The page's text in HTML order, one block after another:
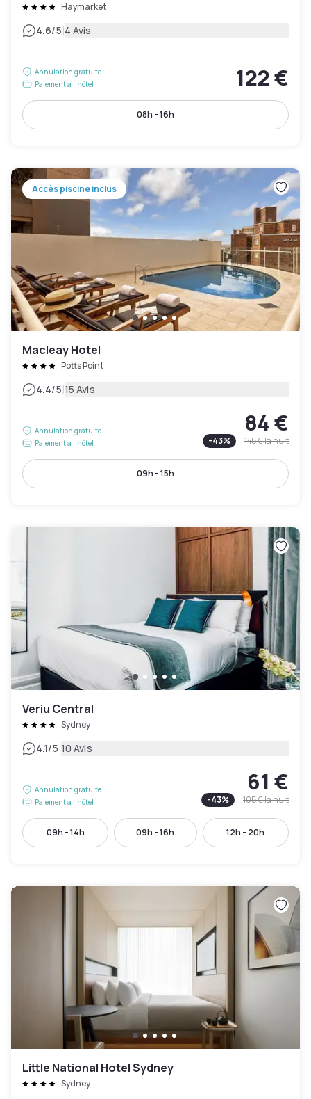
Haymarket
4.6/5|4 Avis
Annulation gratuite
Paiement à l'hôtel
122 €
08h - 16h
Accès piscine inclus
Macleay Hotel
Potts Point
4.4/5|15 Avis
Annulation gratuite
Paiement à l'hôtel
84 €
-43% 145 €la nuit
09h - 15h
Veriu Central
Sydney
4.1/5|10 Avis
Annulation gratuite
Paiement à l'hôtel
61 €
-43% 105 €la nuit
09h - 14h 09h - 16h 12h - 20h
Little National Hotel Sydney
Sydney